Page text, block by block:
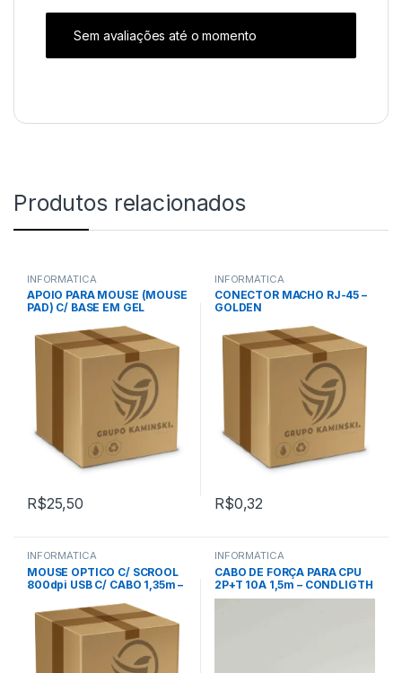
Sem avaliações até o momento
Produtos relacionados
INFORMÁTICA
APOIO PARA MOUSE (MOUSE
PAD) C/ BASE EM GEL
R$25,50
INFORMÁTICA
CONECTOR MACHO RJ-45 –
GOLDEN
R$0,32
INFORMÁTICA
MOUSE OPTICO C/ SCROOL
800dpi USB C/ CABO 1,35m –
INFORMÁTICA
CABO DE FORÇA PARA CPU
2P+T 10A 1,5m – CONDLIGTH